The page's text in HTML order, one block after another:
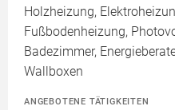
Holzheizung,
Fußbodenheizung,
Badezimmer,
Wallboxen
ANGEBOTENE TÄTIGKEITEN